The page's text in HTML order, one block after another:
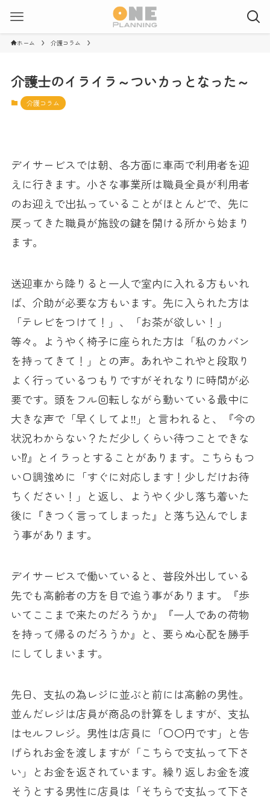
ホーム 介護コラム
介護士のイライラ～ついカっとなった～
介護コラム
デイサービスでは朝、各方面に車両で利用者を迎
えに行きます。小さな事業所は職員全員が利用者
のお迎えで出払っていることがほとんどで、先に
戻ってきた職員が施設の鍵を開ける所から始まり
ます。
送迎車から降りると一人で室内に入れる方もいれ
ば、介助が必要な方もいます。先に入られた方は
「テレビをつけて！」、「お茶が欲しい！」
等々。ようやく椅子に座られた方は「私のカバン
を持ってきて！」との声。あれやこれやと段取り
よく行っているつもりですがそれなりに時間が必
要です。頭をフル回転しながら動いている最中に
大きな声で「早くしてよ‼」と言われると、『今の
状況わからない？ただ少しくらい待つことできな
い⁉』とイラっとすることがあります。こちらもつ
い口調強めに「すぐに対応します！少しだけお待
ちください！」と返し、ようやく少し落ち着いた
後に『きつく言ってしまった』と落ち込んでしま
う事があります。
デイサービスで働いていると、普段外出している
先でも高齢者の方を目で追う事があります。『歩
いてここまで来たのだろうか』『一人であの荷物
を持って帰るのだろうか』と、要らぬ心配を勝手
にしてしまいます。
先日、支払の為レジに並ぶと前には高齢の男性。
並んだレジは店員が商品の計算をしますが、支払
はセルフレジ。男性は店員に「〇〇円です」と告
げられお金を渡しますが「こちらで支払って下さ
い」とお金を返されています。繰り返しお金を渡
そうとする男性に店員は「そちらで支払って下さ